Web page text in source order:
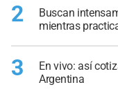
2
Buscan
mientras
3
En vivo: así
Argentina